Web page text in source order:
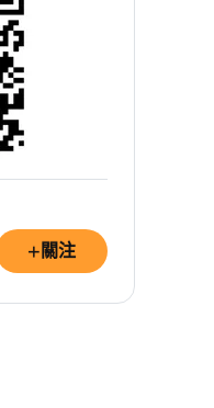
+ 關注